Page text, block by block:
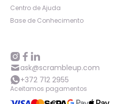
Centro de Ajuda
Base de Conhecimento
ask@scrambleup.com
+372 712 2955
Aceitamos pagamentos